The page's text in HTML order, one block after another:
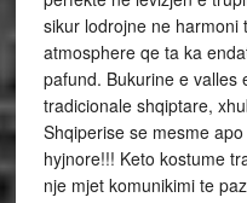
sikur lodrojne ne harmoni
atmosphere qe ta ka
pafund. Bukurine e valles
tradicionale shqiptare,
Shqiperise se mesme
hyjnore!!! Keto kostume
nje mjet komunikimi te